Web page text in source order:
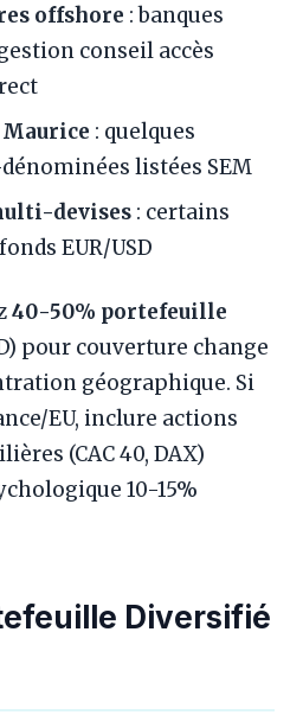
offshore : banques
conseil accès
: quelques
listées SEM
devises : certains
EUR/USD
40-50% portefeuille
pour couverture change
géographique. Si
EU, inclure actions
(CAC 40, DAX)
10-15%
Diversifié